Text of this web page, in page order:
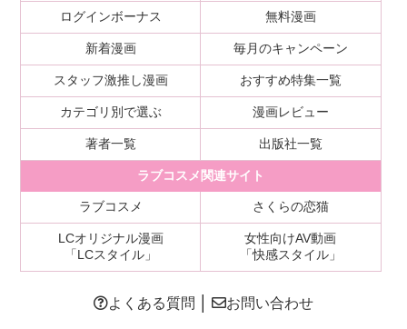
ログインボーナス 無料漫画
新着漫画 毎月のキャンペーン
スタッフ激推し漫画 おすすめ特集一覧
カテゴリ別で選ぶ 漫画レビュー
著者一覧 出版社一覧
ラブコスメ関連サイト
ラブコスメ さくらの恋猫
LCオリジナル漫画
「LCスタイル」
女性向けAV動画
「快感スタイル」
よくある質問 お問い合わせ